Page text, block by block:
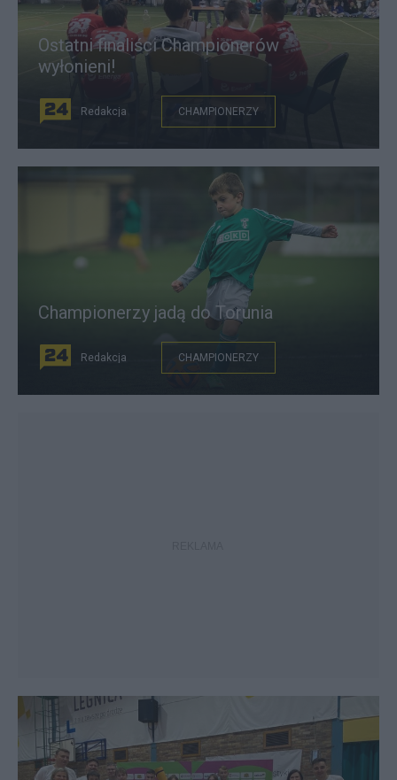
Ostatni finaliści Championerów
wyłonieni!
Redakcja CHAMPIONERZY
Championerzy jadą do Torunia
Redakcja CHAMPIONERZY